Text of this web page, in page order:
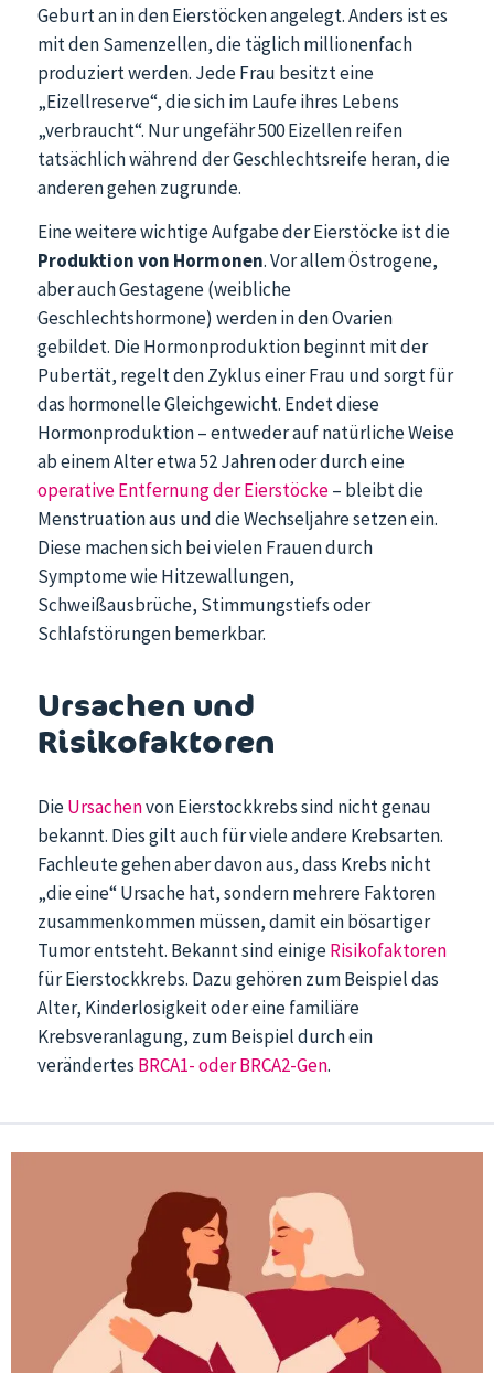
Geburt an in den Eierstöcken angelegt. Anders ist es
mit den Samenzellen, die täglich millionenfach
produziert werden. Jede Frau besitzt eine
„Eizellreserve“, die sich im Laufe ihres Lebens
„verbraucht“. Nur ungefähr 500 Eizellen reifen
tatsächlich während der Geschlechtsreife heran, die
anderen gehen zugrunde.
Eine weitere wichtige Aufgabe der Eierstöcke ist die
Produktion von Hormonen. Vor allem Östrogene,
aber auch Gestagene (weibliche
Geschlechtshormone) werden in den Ovarien
gebildet. Die Hormonproduktion beginnt mit der
Pubertät, regelt den Zyklus einer Frau und sorgt für
das hormonelle Gleichgewicht. Endet diese
Hormonproduktion – entweder auf natürliche Weise
ab einem Alter etwa 52 Jahren oder durch eine
operative Entfernung der Eierstöcke– bleibt die
Menstruation aus und die Wechseljahre setzen ein.
Diese machen sich bei vielen Frauen durch
Symptome wie Hitzewallungen,
Schweißausbrüche, Stimmungstiefs oder
Schlafstörungen bemerkbar.
Ursachen und
Risikofaktoren
DieUrsachenvon Eierstockkrebs sind nicht genau
bekannt. Dies gilt auch für viele andere Krebsarten.
Fachleute gehen aber davon aus, dass Krebs nicht
„die eine“ Ursache hat, sondern mehrere Faktoren
zusammenkommen müssen, damit ein bösartiger
Tumor entsteht. Bekannt sind einigeRisikofaktoren
für Eierstockkrebs. Dazu gehören zum Beispiel das
Alter, Kinderlosigkeit oder eine familiäre
Krebsveranlagung, zum Beispiel durch ein
verändertes BRCA1- oder BRCA2-Gen.